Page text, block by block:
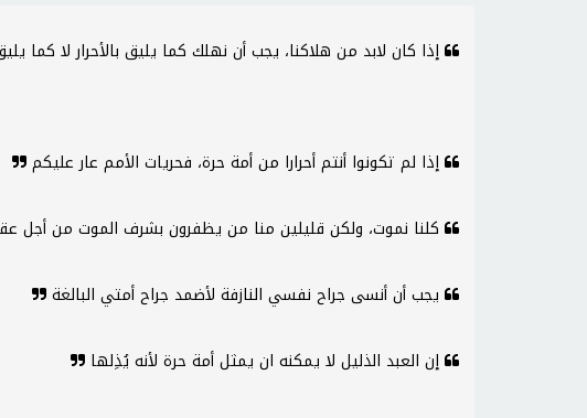
إذا كان لابد من هلاكنا، يجب أن نهلك كما يليق بالأحرار لا كما
إذا لم تكونوا أنتم أحرارا من أمة حرة، فحريات الأمم عار عليكم
كلنا نموت، ولكن قليلين منا من يظفرون بشرف الموت من أجل
يجب أن أنسى جراح نفسي النازفة لأضمد جراح أمتي البالغة
إن العبد الذليل لا يمكنه ان يمثل أمة حرة لأنه يُذِلها